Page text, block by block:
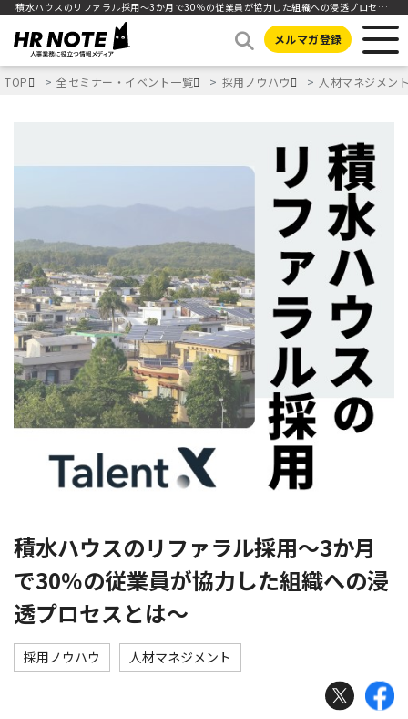
積水ハウスのリファラル採用～3か月で30％の従業員が協力した組織への浸透プロセスとは～
メルマガ登録
TOP 全セミナー・イベント一覧 採用ノウハウ 人材マネジメン
積水ハウスのリファラル採用～3か月
で30％の従業員が協力した組織への浸
透プロセスとは～
採用ノウハウ 人材マネジメント